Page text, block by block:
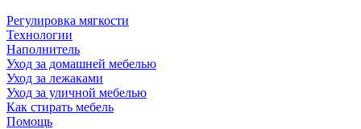
Регулировка мягкости
Технологии
Наполнитель
Уход за домашней мебелью
Уход за лежаками
Уход за уличной мебелью
Как стирать мебель
Помощь